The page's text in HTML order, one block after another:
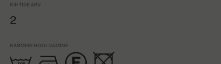
KIHTIDE ARV
2
KAŠMIIRI HOOLDAMINE